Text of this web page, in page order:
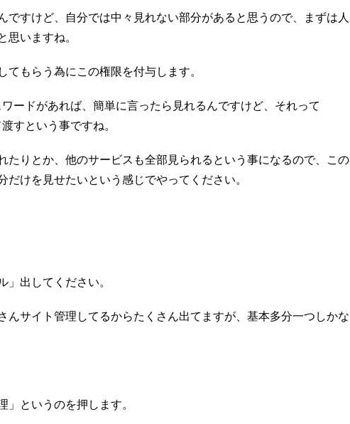
ですけど、自分では中々見れない部分があると思うので、まずは人
いますね。
てもらう為にこの権限を付与します。
ードがあれば、簡単に言ったら見れるんですけど、それって
すという事ですね。
たりとか、他のサービスも全部見られるという事になるので、この
だけを見せたいという感じでやってください。
」出してください。
んサイト管理してるからたくさん出てますが、基本多分一つしかな
」というのを押します。